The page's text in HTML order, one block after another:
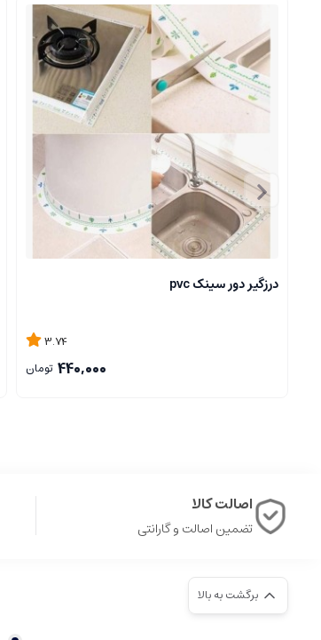
درزگیر دور سینک pvc
3.74
440,000 تومان
اصالت کالا
تضمین اصالت و گارانتی
برگشت به بالا